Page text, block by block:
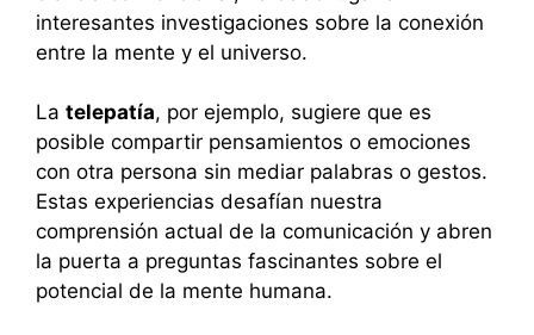
interesantes investigaciones sobre la conexión
entre la mente y el universo.
La telepatía, por ejemplo, sugiere que es
posible compartir pensamientos o emociones
con otra persona sin mediar palabras o gestos.
Estas experiencias desafían nuestra
comprensión actual de la comunicación y abren
la puerta a preguntas fascinantes sobre el
potencial de la mente humana.